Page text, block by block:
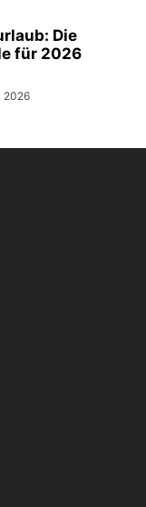
Die
für 2026
2026